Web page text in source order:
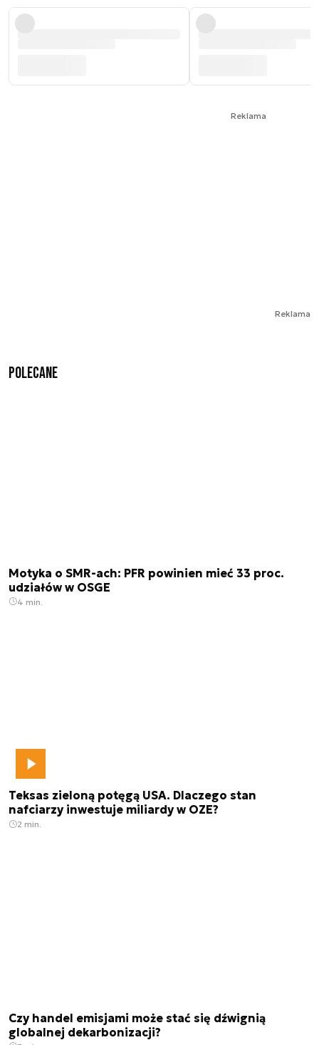
Reklama
Reklama
Polecane
Motyka o SMR-ach: PFR powinien mieć 33 proc.
udziałów w OSGE
4 min.
Teksas zieloną potęgą USA. Dlaczego stan
nafciarzy inwestuje miliardy w OZE?
2 min.
Czy handel emisjami może stać się dźwignią
globalnej dekarbonizacji?